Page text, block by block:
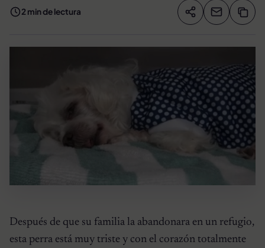
2 min de lectura Compartir
Después de que su familia la abandonara en un refugio,
esta perra está muy triste y con el corazón totalmente